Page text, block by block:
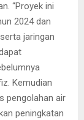
“Proyek ini
2024 dan
jaringan
Kemudian
pengolahan air
peningkatan